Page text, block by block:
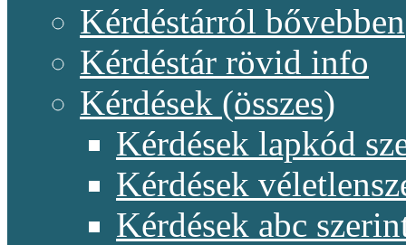
Kérdéstárról bővebben
Kérdéstár rövid info
Kérdések (összes)
Kérdések lapkód
Kérdések
Kérdések abc